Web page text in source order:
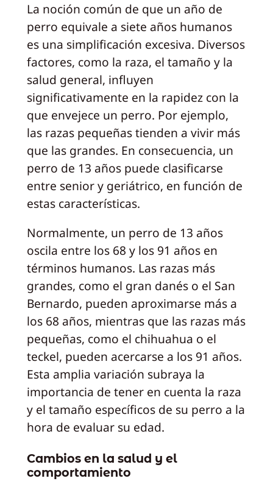
La noción común de que un año de
perro equivale a siete años humanos
es una simplificación excesiva. Diversos
factores, como la raza, el tamaño y la
salud general, influyen
significativamente en la rapidez con la
que envejece un perro. Por ejemplo,
las razas pequeñas tienden a vivir más
que las grandes. En consecuencia, un
perro de 13 años puede clasificarse
entre senior y geriátrico, en función de
estas características.
Normalmente, un perro de 13 años
oscila entre los 68 y los 91 años en
términos humanos. Las razas más
grandes, como el gran danés o el San
Bernardo, pueden aproximarse más a
los 68 años, mientras que las razas más
pequeñas, como el chihuahua o el
teckel, pueden acercarse a los 91 años.
Esta amplia variación subraya la
importancia de tener en cuenta la raza
y el tamaño específicos de su perro a la
hora de evaluar su edad.
Cambios en la salud y el
comportamiento